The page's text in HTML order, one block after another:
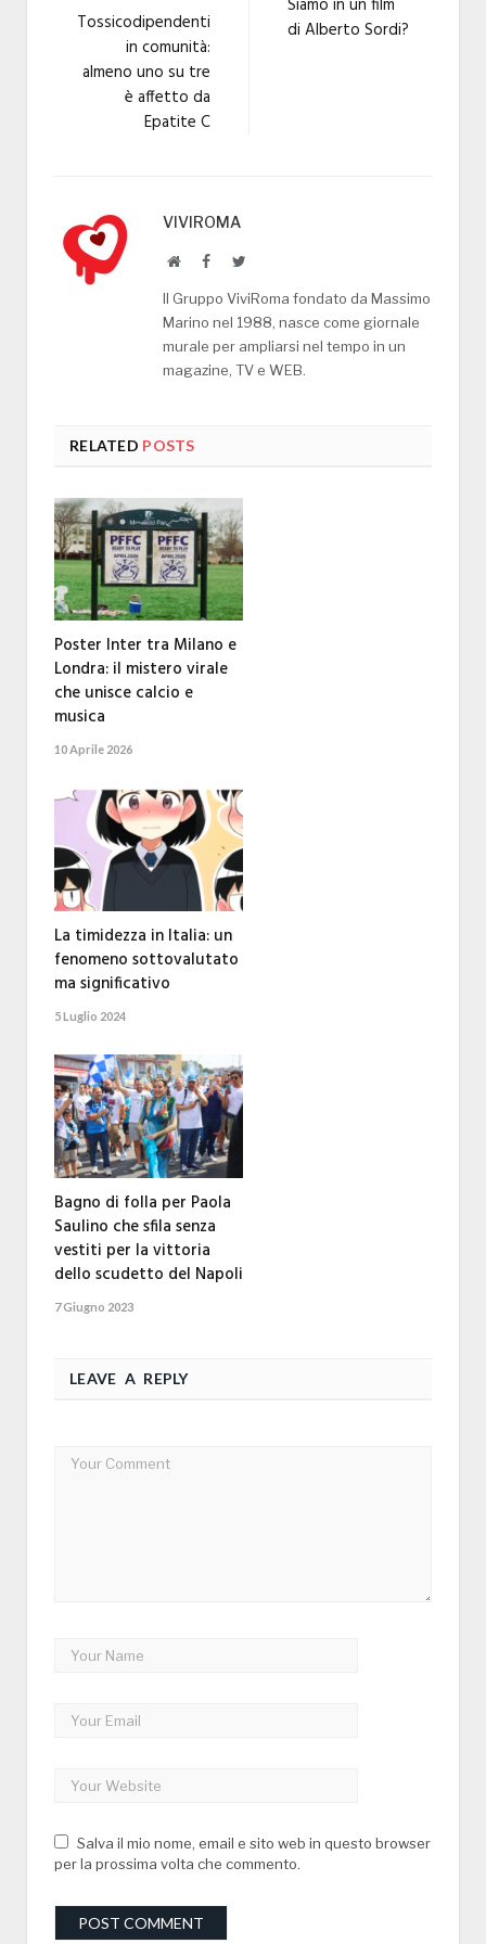
Tossicodipendenti
in comunità:
almeno uno su tre
è affetto da
Epatite C
di Alberto Sordi?
VIVIROMA
WebsiteFacebookTwitter
Il Gruppo ViviRoma fondato da Massimo
Marino nel 1988, nasce come giornale
murale per ampliarsi nel tempo in un
magazine, TV e WEB.
RELATED POSTS
Poster Inter tra Milano e
Londra: il mistero virale
che unisce calcio e
musica
10 Aprile 2026
La timidezza in Italia: un
fenomeno sottovalutato
ma significativo
5 Luglio 2024
Bagno di folla per Paola
Saulino che sfila senza
vestiti per la vittoria
dello scudetto del Napoli
7 Giugno 2023
LEAVE A REPLY
Salva il mio nome, email e sito web in questo browser
per la prossima volta che commento.